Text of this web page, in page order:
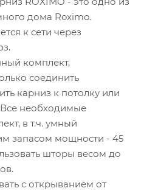
дома Roximo.
к сети через
комплект,
соединить
карниз к потолку или
необходимые
в т.ч. умный
запасом мощности - 45
шторы весом до
с открыванием от